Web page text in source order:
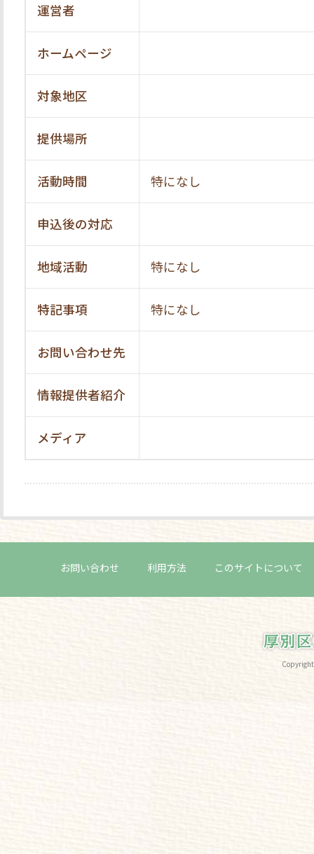
運営者
ホームページ
対象地区
提供場所
活動時間 特になし
申込後の対応
地域活動 特になし
特記事項 特になし
お問い合わせ先
情報提供者紹介
メディア
お問い合わせ 利用方法 このサイトについて